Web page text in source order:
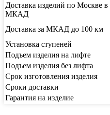
Доставка изделий по Москве в
МКАД
Доставка за МКАД до 100 км
Установка ступеней
Подъем изделия на лифте
Подъем изделия без лифта
Срок изготовления изделия
Сроки доставки
Гарантия на изделие